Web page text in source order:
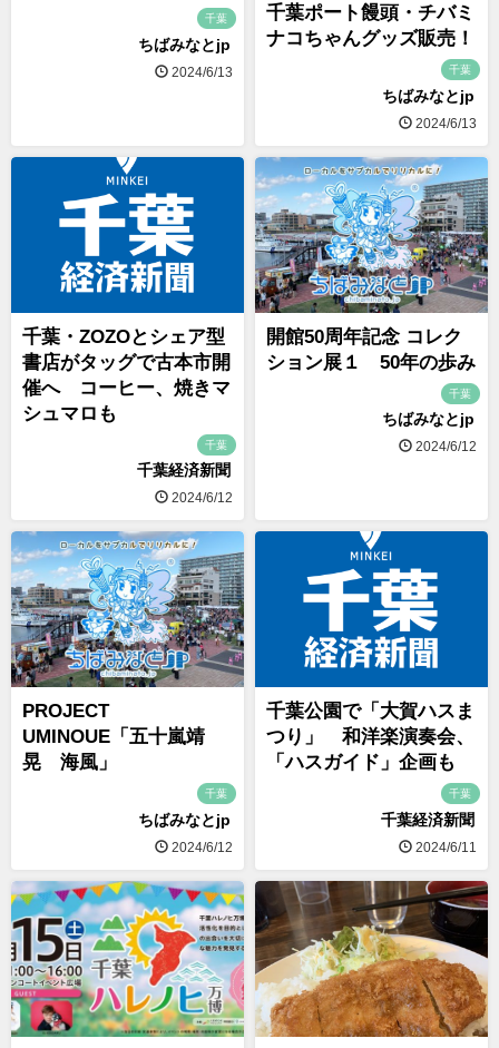
千葉
ちばみなとjp
2024/6/13
千葉ポート饅頭・チバミ
ナコちゃんグッズ販売！
千葉
ちばみなとjp
2024/6/13
千葉・ZOZOとシェア型
書店がタッグで古本市開
催へ コーヒー、焼きマ
シュマロも
千葉
千葉経済新聞
2024/6/12
開館50周年記念 コレク
ション展１ 50年の歩み
千葉
ちばみなとjp
2024/6/12
PROJECT
UMINOUE「五十嵐靖
晃 海風」
千葉
ちばみなとjp
2024/6/12
千葉公園で「大賀ハスま
つり」 和洋楽演奏会、
「ハスガイド」企画も
千葉
千葉経済新聞
2024/6/11